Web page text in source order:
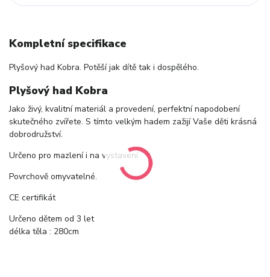
Kompletní specifikace
Plyšový had Kobra. Potěší jak dítě tak i dospělého.
Plyšový had Kobra
Jako živý, kvalitní materiál a provedení, perfektní napodobení
skutečného zvířete. S tímto velkým hadem zažijí Vaše děti krásná
dobrodružství.
Určeno pro mazlení i na vystavení
Povrchově omyvatelné.
CE certifikát
Určeno dětem od 3 let
délka těla : 280cm